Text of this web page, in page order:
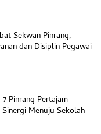
Sekwan Pinrang,
dan Disiplin Pegawai
Pinrang Pertajam
Menuju Sekolah